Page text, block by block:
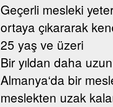
Geçerli mesleki
ortaya çıkararak
25 yaş ve üzeri
Bir yıldan daha
Almanya‘da bir
meslekten uzak